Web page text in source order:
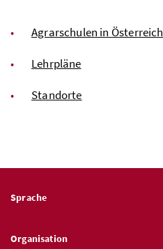
Agrarschulen in Österreich
Lehrpläne
Standorte
Sprache
Organisation